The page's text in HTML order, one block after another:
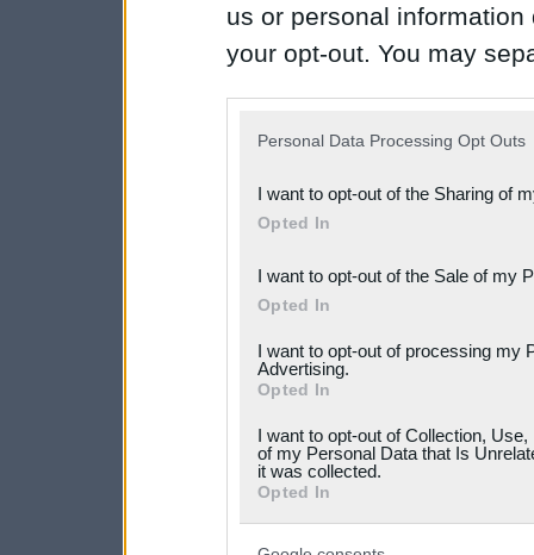
us or personal
your opt-out. You may
Downstream Participants
third parties.
Please note that this
not limited to your visit or
grant or deny consent to
your data for below
consent section.
Personal Data Processing Opt Outs
I want to opt-out of the Sharing of
Opted In
I want to opt-out of the Sale of my
Opted In
I want to opt-out of processing my
Advertising.
Opted In
I want to opt-out of Collection,
of my Personal Data that Is
it was collected.
Opted In